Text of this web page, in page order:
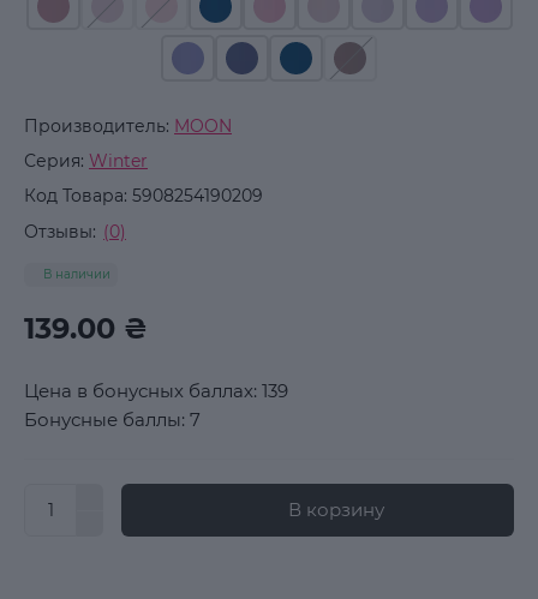
Производитель: MOON
Серия: Winter
Код Товара: 5908254190209
Отзывы: (0)
В наличии
139.00 ₴
Цена в бонусных баллах: 139
Бонусные баллы: 7
В корзину